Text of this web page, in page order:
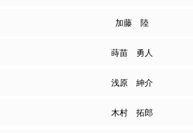
加藤 陸
蒔苗 勇人
浅原 紳介
木村 拓郎